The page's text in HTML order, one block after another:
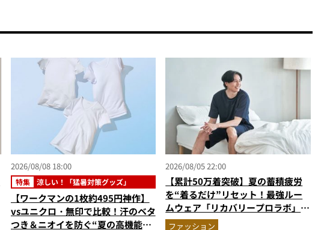
2026/08/08 18:00
特集 涼しい！「猛暑対策グッズ」
【ワークマンの1枚約495円神作】
vsユニクロ・無印で比較！汗のベタ
つき＆ニオイを防ぐ“夏の高機能イ
2026/08/05 22:00
【累計50万着突破】夏の蓄積疲労
を“着るだけ”リセット！最強ルー
ムウェア「リカバリープロラボ」に
新色登場
ファッション